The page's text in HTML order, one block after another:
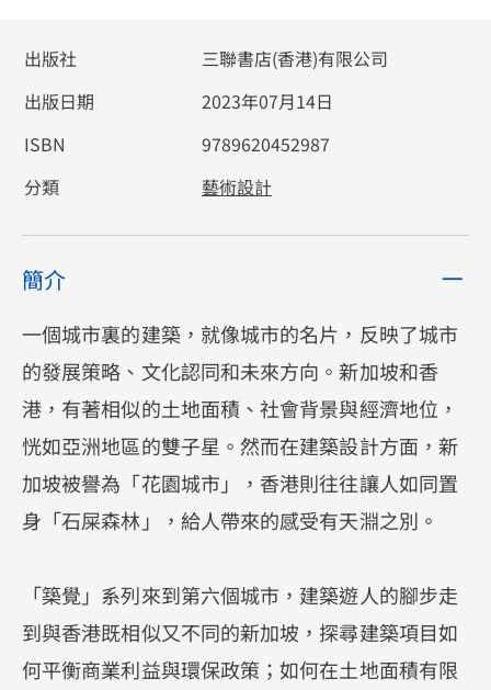
出版社
三聯書店(香港)有限公司
出版日期
2023年07月14日
ISBN
9789620452987
分類
藝術設計
簡介
一個城市裏的建築，就像城市的名片，反映了城市
的發展策略、文化認同和未來方向。新加坡和香
港，有著相似的土地面積、社會背景與經濟地位，
恍如亞洲地區的雙子星。然而在建築設計方面，新
加坡被譽為「花園城市」，香港則往往讓人如同置
身「石屎森林」，給人帶來的感受有天淵之別。
「築覺」系列來到第六個城市，建築遊人的腳步走
到與香港既相似又不同的新加坡，探尋建築項目如
何平衡商業利益與環保政策；如何在土地面積有限